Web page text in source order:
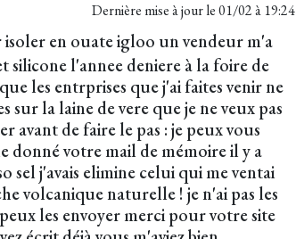
Dernière mise à jour le01/02 à 19:24
isoler en ouate igloo un vendeur m'a
silicone l'annee deniere à la foire de
les entrprises que j'ai faites venir ne
sur la laine de vere que je ne veux pas
avant de faire le pas : je peux vous
donné votre mail de mémoire il y a
sel j'avais elimine celui qui me ventai
volcanique naturelle ! je n'ai pas les
les envoyer merci pour votre site